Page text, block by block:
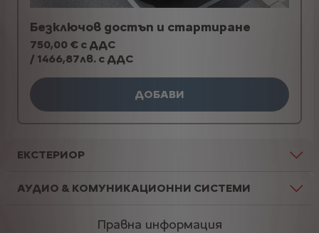
Безключов достъп и стартиране
750,00 € с ДДС
/ 1466,87лв. с ДДС
ДОБАВИ
ЕКСТЕРИОР
АУДИО & КОМУНИКАЦИОННИ СИСТЕМИ
Правна информация